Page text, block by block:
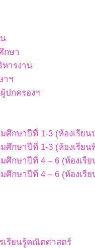
กษา
หารงาน
าฯ
ปกครองฯ
ศึกษาปีที่ 1-3 (ห้องเรียน
ศึกษาปีที่ 1-3 (ห้องเรียน
ศึกษาปีที่ 4 – 6 (ห้องเรี
ศึกษาปีที่ 4 – 6 (ห้องเรีย
เรียนรู้คณิตศาสตร์